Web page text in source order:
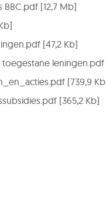
BBC.pdf 12,7 Mb
47,2 Kb
toegestane leningen.pdf
739,9 Kb
365,2 Kb